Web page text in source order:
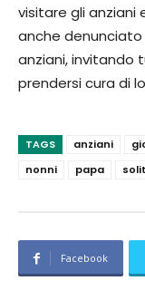
visitare gli anziani
anche denunciato
anziani, invitando
prendersi cura di
TAGS anziani
nonni
papa
Facebook